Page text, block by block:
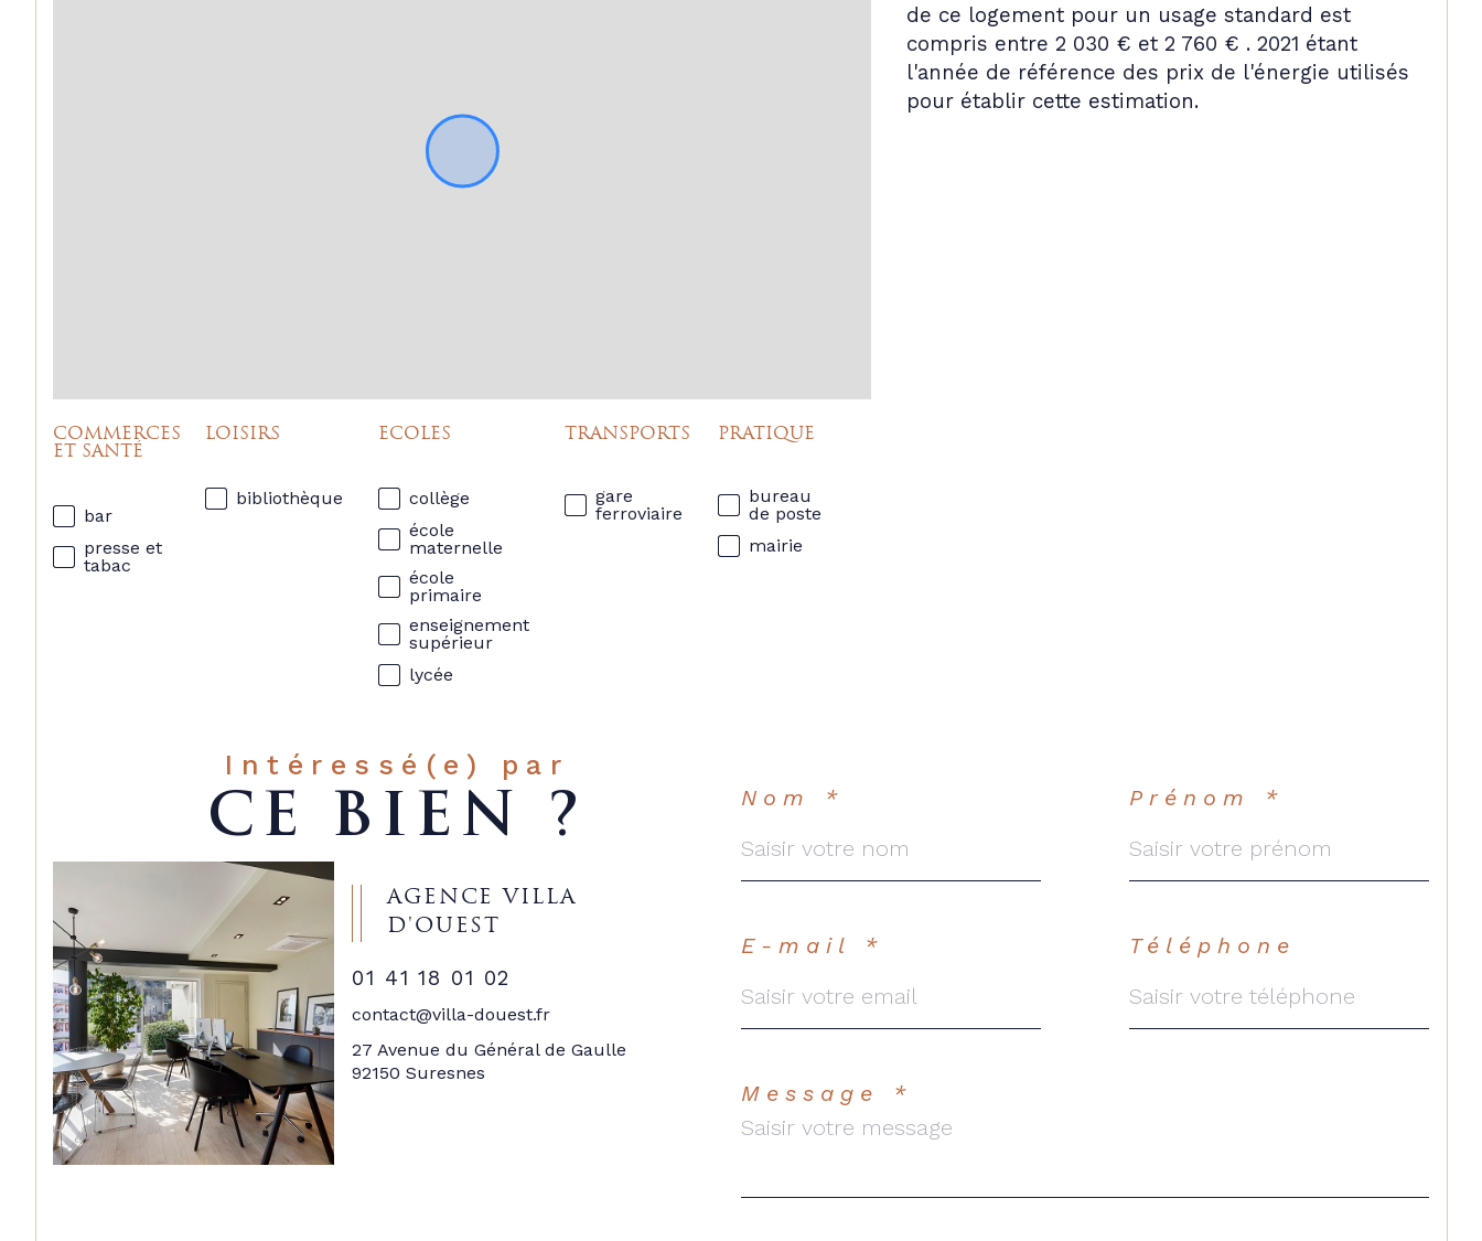
COMMERCES
ET SANTÉ
bar
presse et
tabac
LOISIRS
bibliothèque
ECOLES
collège
école
maternelle
école
primaire
enseignement
supérieur
lycée
TRANSPORTS
gare
ferroviaire
PRATIQUE
bureau
de poste
mairie
de ce logement pour un usage standard est
compris entre 2 030 € et 2 760 € . 2021 étant
l'année de référence des prix de l'énergie utilisés
pour établir cette estimation.
Intéressé(e) par
CE BIEN ?
AGENCE VILLA
D'OUEST
01 41 18 01 02
contact@villa-douest.fr
27 Avenue du Général de Gaulle
92150 Suresnes
Nom * Prénom *
E-mail * Téléphone
Message *